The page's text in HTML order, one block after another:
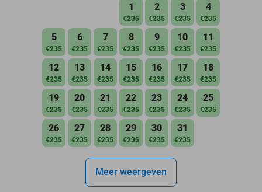
1
€235
2
€235
3
€235
4
€235
5
€235
6
€235
7
€235
8
€235
9
€235
10
€235
11
€235
12
€235
13
€235
14
€235
15
€235
16
€235
17
€235
18
€235
19
€235
20
€235
21
€235
22
€235
23
€235
24
€235
25
€235
26
€235
27
€235
28
€235
29
€235
30
€235
31
€235
Meer weergeven